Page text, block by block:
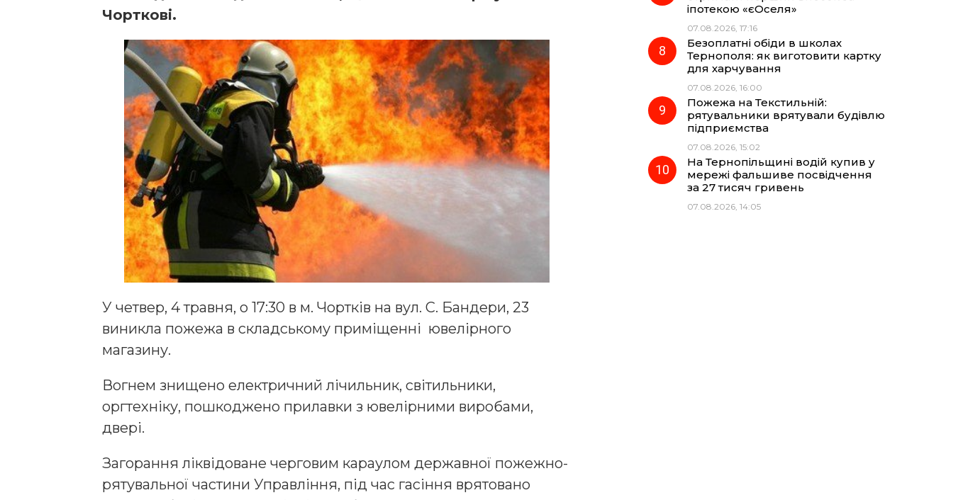
Чорткові.
У четвер, 4 травня, о 17:30 в м. Чортків на вул. С. Бандери, 23
виникла пожежа в складському приміщенні ювелірного
магазину.
Вогнем знищено електричний лічильник, світильники,
оргтехніку, пошкоджено прилавки з ювелірними виробами,
двері.
Загорання ліквідоване черговим караулом державної пожежно-
рятувальної частини Управління, під час гасіння врятовано
іпотекою «єОселя»
07.08.2026, 17:16
Безоплатні обіди в школах
Тернополя: як виготовити картку
для харчування
07.08.2026, 16:00
Пожежа на Текстильній:
рятувальники врятували будівлю
підприємства
07.08.2026, 15:02
На Тернопільщині водій купив у
мережі фальшиве посвідчення
за 27 тисяч гривень
07.08.2026, 14:05